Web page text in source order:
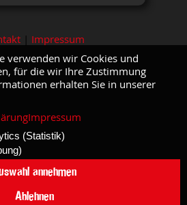
| Impressum
verwenden wir Cookies und
für die wir Ihre Zustimmung
erhalten Sie in unserer
Impressum
(Statistik)
annehmen
Ablehnen